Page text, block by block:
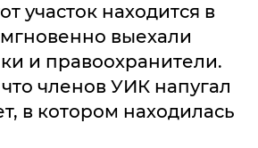
участок находится в
выехали
и правоохранители.
членов УИК напугал
в котором находилась